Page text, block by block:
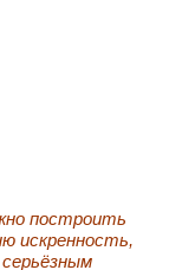
построить
искренность,